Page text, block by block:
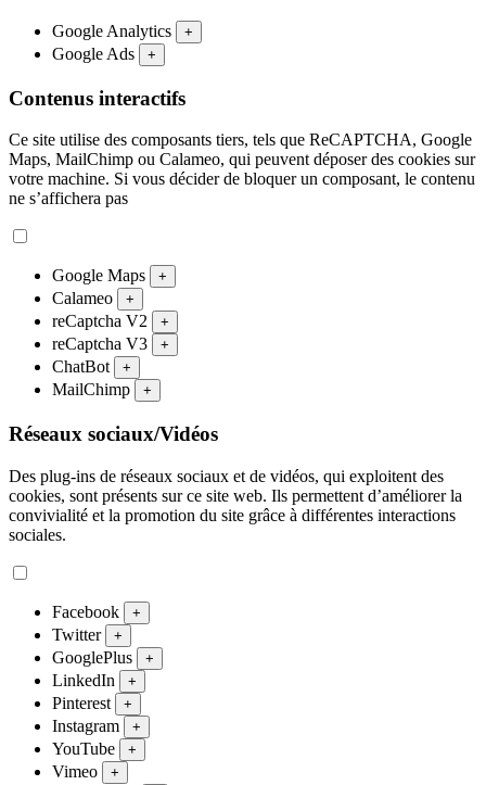
Google Analytics +
Google Ads +
Contenus interactifs
Ce site utilise des composants tiers, tels que ReCAPTCHA, Google
Maps, MailChimp ou Calameo, qui peuvent déposer des cookies sur
votre machine. Si vous décider de bloquer un composant, le contenu
ne s’affichera pas
Google Maps +
Calameo +
reCaptcha V2 +
reCaptcha V3 +
ChatBot +
MailChimp +
Réseaux sociaux/Vidéos
Des plug-ins de réseaux sociaux et de vidéos, qui exploitent des
cookies, sont présents sur ce site web. Ils permettent d’améliorer la
convivialité et la promotion du site grâce à différentes interactions
sociales.
Facebook +
Twitter +
GooglePlus +
LinkedIn +
Pinterest +
Instagram +
YouTube +
Vimeo +